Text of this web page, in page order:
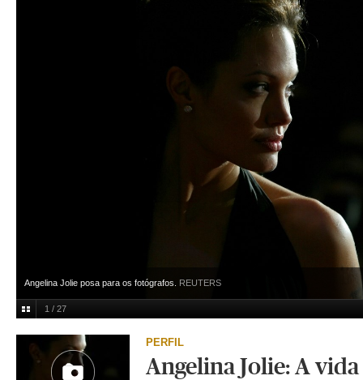
Angelina Jolie posa para os fotógrafos. REUTERS
1 / 27
PERFIL
Angelina Jolie: A